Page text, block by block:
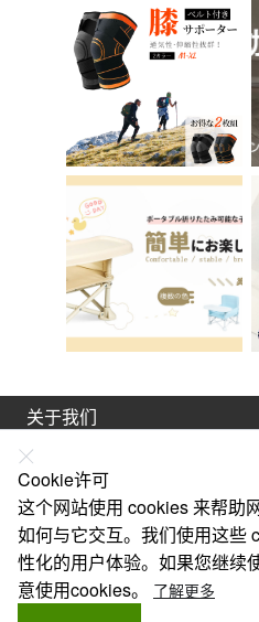
关于我们
法律声明
帮助
服务
链接
Cookie许可
这个网站使用 cookies 来帮助
如何与它交互。我们使用这些
性化的用户体验。如果您继续
意使用cookies。
了解更多